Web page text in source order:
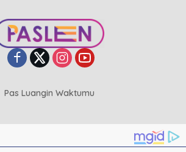
Pas Luangin Waktumu